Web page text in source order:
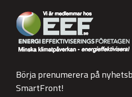
Börja prenumerera på
SmartFront!